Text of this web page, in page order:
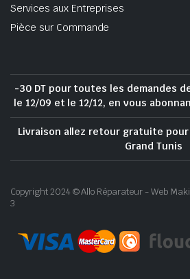
Services aux Entreprises
Pièce sur Commande
-30 DT pour toutes les demandes
le 12/09 et le 12/12, en vous
Livraison allez retour gratuite
Grand Tunis
Copyright 2024 © Allo Réparateur - Web
3